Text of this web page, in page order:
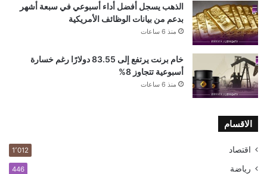
الذهب يسجل أفضل أداء أسبوعي في سبعة أشهر
بدعم من بيانات الوظائف الأمريكية
منذ 6 ساعات
خام برنت يرتفع إلى 83.55 دولارًا رغم خسارة
أسبوعية تتجاوز 8%
منذ 6 ساعات
الاقسام
اقتصاد 1٬012
رياضة 446